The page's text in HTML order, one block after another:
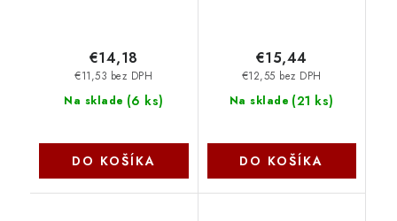
Na sklade (6 ks)
€11,53 bez DPH
€14,18
DO KOŠÍKA
Na sklade (21 ks)
€12,55 bez DPH
€15,44
DO KOŠÍKA